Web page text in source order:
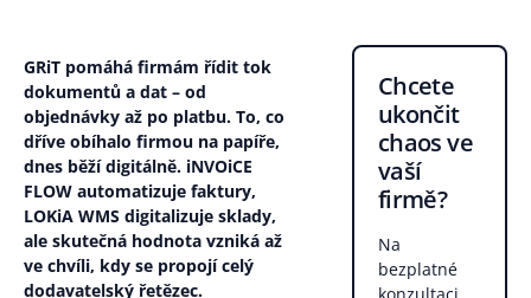
GRiT pomáhá firmám řídit tok
dokumentů a dat – od
objednávky až po platbu. To, co
dříve obíhalo firmou na papíře,
dnes běží digitálně. iNVOiCE
FLOW automatizuje faktury,
LOKiA WMS digitalizuje sklady,
ale skutečná hodnota vzniká až
ve chvíli, kdy se propojí celý
dodavatelský řetězec.
Chcete
ukončit
chaos ve
vaší
firmě?
Na
bezplatné